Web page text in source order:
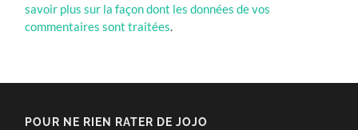
savoir plus sur la façon dont les données de vos
commentaires sont traitées.
POUR NE RIEN RATER DE JOJO